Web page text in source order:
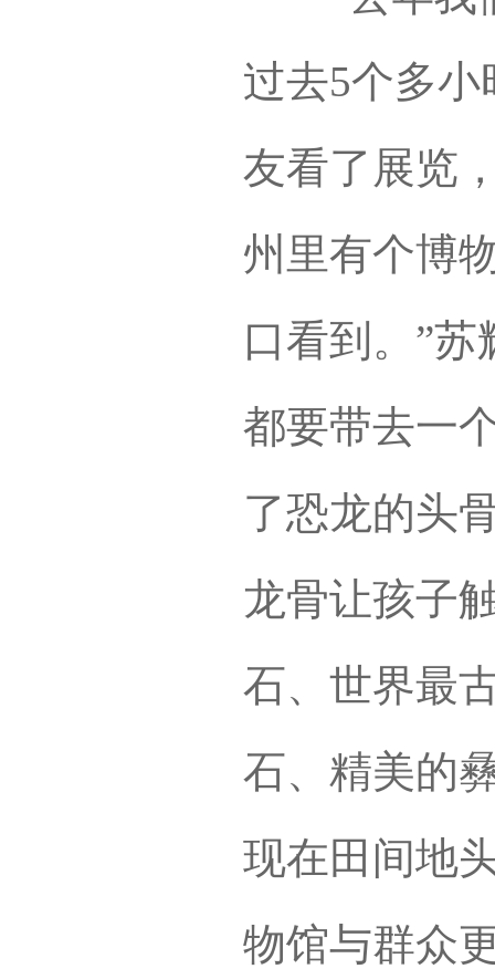
过去5个多
友看了展览
州里有个博
口看到。”
都要带去一
了恐龙的头
龙骨让孩子
石、世界最
石、精美的
现在田间地
物馆与群众